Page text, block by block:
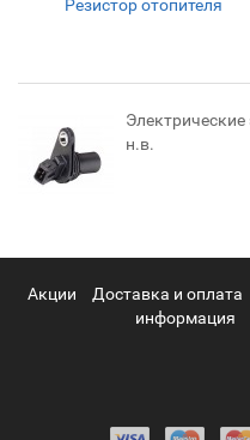
Резистор отопителя
н.в.
Акции Доставка и оплата
информация